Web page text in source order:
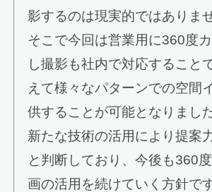
影するのは現実的ではありま
そこで今回は営業用に360度
し撮影も社内で対応すること
えて様々なパターンでの空間
供することが可能となりまし
新たな技術の活用により提案
と判断しており、今後も360
画の活用を続けていく方針です